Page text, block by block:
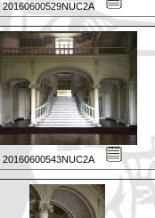
20160600529NUC2A
20160600543NUC2A